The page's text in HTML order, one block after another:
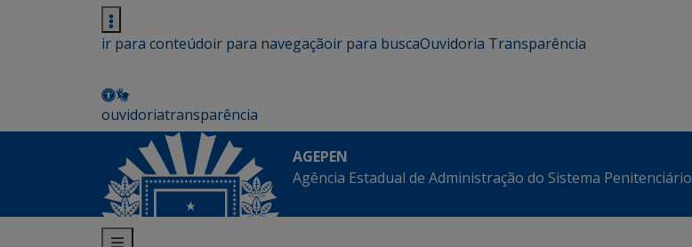
ir para conteúdoir para navegaçãoir para buscaOuvidoria Transparência
ouvidoriatransparência
AGEPEN
Agência Estadual de Administração do Sistema Penitenciário